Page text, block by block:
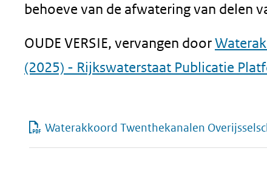
behoeve van de afwatering van delen
OUDE VERSIE, vervangen door
(2025) - Rijkswaterstaat Publicatie
Waterakkoord Twenthekanalen